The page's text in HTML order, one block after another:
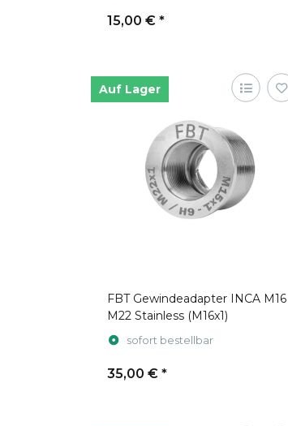
15,00 € *
Auf Lager
FBT Gewindeadapter INCA M16
M22 Stainless (M16x1)
sofort bestellbar
35,00 € *